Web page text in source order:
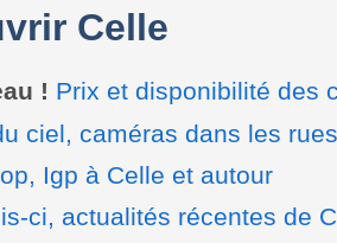
Celle
! Prix et disponibilité des
ciel, caméras dans les
Igp à Celle et autour
ci, actualités récentes de